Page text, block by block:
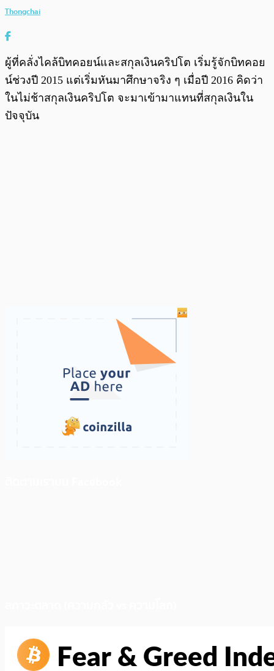
Thongchai
ผู้ที่คลั่งไคล้บิทคอยน์และสกุลเงินคริปโต เริ่มรู้จักบิทคอย
น์ช่วงปี 2015 แต่เริ่มหันมาศึกษาจริง ๆ เมื่อปี 2016 คิดว่า
ในไม่ช้าสกุลเงินคริปโต จะมาเข้ามาแทนที่สกุลเงินใน
ปัจจุบัน